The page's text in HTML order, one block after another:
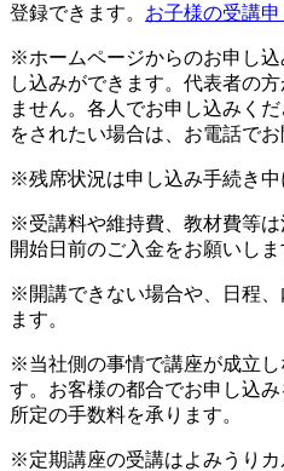
登録できます。 お子様の受講
※ホームページからのお申し
し込みができます。代表者の
ません。各人でお申し込みく
をされたい場合は、お電話でお
※残席状況は申し込み手続き中
※受講料や維持費、教材費等
開始日前のご入金をお願いしま
※開講できない場合や、日程
ます。
※当社側の事情で講座が成立し
す。お客様の都合でお申し込
所定の手数料を承ります。
※定期講座の受講はよみうりカ